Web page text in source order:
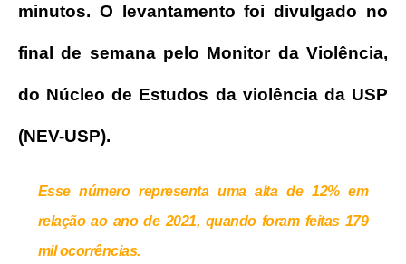
minutos. O levantamento foi divulgado no
final de semana pelo Monitor da Violência,
do Núcleo de Estudos da violência da USP
(NEV-USP).
Esse número representa uma alta de 12% em
relação ao ano de 2021, quando foram feitas 179
mil ocorrências.